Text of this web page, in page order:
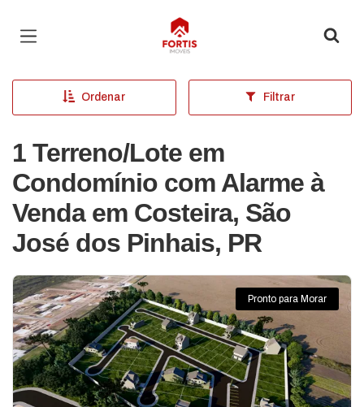
Página inicial
Ordenar Filtrar
1 Terreno/Lote em
Condomínio com Alarme à
Venda em Costeira, São
José dos Pinhais, PR
Pronto para Morar